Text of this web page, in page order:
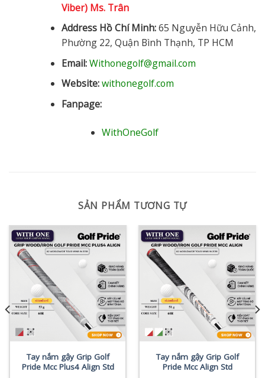
Viber) Ms. Trân
Address Hồ Chí Minh:65 Nguyễn Hữu Cảnh,
Phường 22, Quận Bình Thạnh, TP HCM
Email:Withonegolf@gmail.com
Website:withonegolf.com
Fanpage:
WithOneGolf
SẢN PHẨM TƯƠNG TỰ
Tay nắm gậy Grip Golf
Pride Mcc Plus4 Align Std
Tay nắm gậy Grip Golf
Pride Mcc Align Std